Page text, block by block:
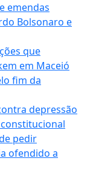
emendas
Bolsonaro e
que
em Maceió
fim da
depressão
pedir
ofendido a